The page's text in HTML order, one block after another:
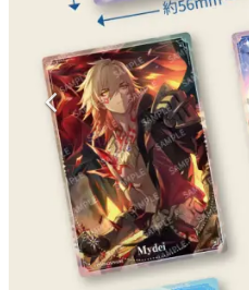
電ファミニコゲーマーとは？
運営：株式会社マレ